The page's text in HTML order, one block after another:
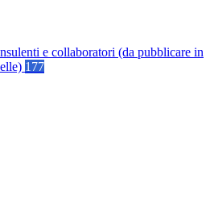
e collaboratori (da pubblicare in
177